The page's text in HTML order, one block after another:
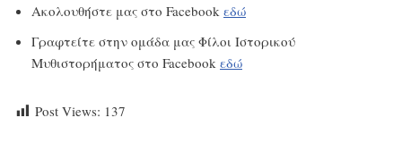
Ακολουθήστε μας στο Facebook εδώ
Γραφτείτε στην ομάδα μας Φίλοι Ιστορικού
Μυθιστορήματος στο Facebook εδώ
Post Views: 137